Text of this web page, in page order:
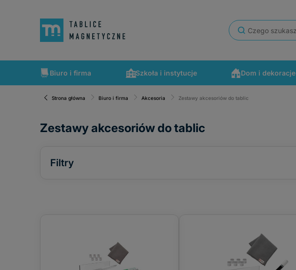
Biuro i firma Szkoła i instytucje Dom i dekoracje
Strona główna Biuro i firma Akcesoria Zestawy akcesoriów do tablic
Zestawy akcesoriów do tablic
Filtry